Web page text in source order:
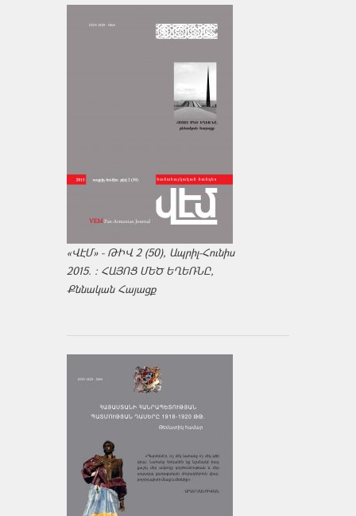
«ՎԷՄ» - ԹԻՎ 2 (50), Ապրիլ-Հունիս
2015. : ՀԱՅՈՑ ՄԵԾ ԵՂԵՌՆԸ,
Քննական Հայացք